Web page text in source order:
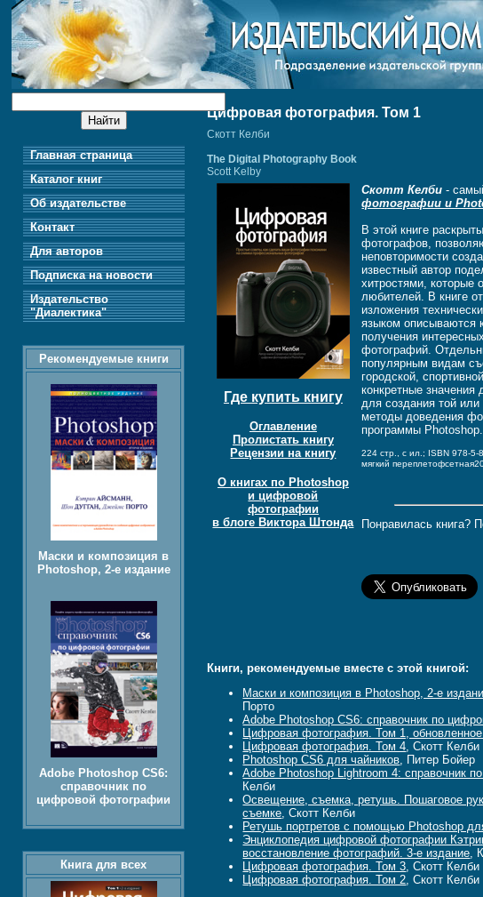
Цифровая фотография. Том 1
Скотт Келби
The Digital Photography Book
Scott Kelby
Где купить книгу
Оглавление
Пролистать книгу
Рецензии на книгу
О книгах по Photoshop
и цифровой
фотографии
в блоге Виктора Штонда
Скотт Келби -
фотографии и
В этой книге
фотографов,
неповторимости
известный автор
хитростями, которые
любителей. В книге
изложения
языком описываются
получения
фотографий.
популярным видам
городской,
конкретные
для создания той
методы доведения
программы Photoshop.
224 стр., с ил.; ISBN 978-
мягкий переплетофсетная
Понравилась книга?
Книги, рекомендуемые вместе с этой книгой:
Маски и композиция в Photoshop, 2-е
Порто
Adobe Photoshop CS6: справочник по
Цифровая фотография. Том 1,
Цифровая фотография. Том 4, Скотт Келби
Photoshop CS6 для чайников, Питер Бойер
Adobe Photoshop Lightroom 4: справочник
Келби
Освещение, съемка, ретушь. Пошаговое
съемке, Скотт Келби
Ретушь портретов с помощью Photoshop
Энциклопедия цифровой фотографии
восстановление фотографий. 3-е издание,
Цифровая фотография. Том 3, Скотт Келби
Цифровая фотография. Том 2, Скотт Келби
Главная страница
Каталог книг
Об издательстве
Контакт
Для авторов
Подписка на новости
Издательство
"Диалектика"
Рекомендуемые книги
Маски и композиция в
Photoshop, 2-е издание
Adobe Photoshop CS6:
справочник по
цифровой фотографии
Книга для всех